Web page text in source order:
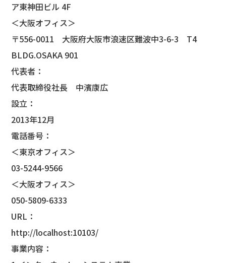
ア東神田ビル 4F
＜大阪オフィス＞
〒556-0011 大阪府大阪市浪速区難波中3-6-3 T4
BLDG.OSAKA 901
代表者：
代表取締役社長 中濱康広
設立：
2013年12月
電話番号：
＜東京オフィス＞
03-5244-9566
＜大阪オフィス＞
050-5809-6333
URL：
http://localhost:10103/
事業内容：